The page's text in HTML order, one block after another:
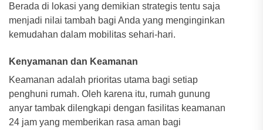
Berada di lokasi yang demikian strategis tentu saja
menjadi nilai tambah bagi Anda yang menginginkan
kemudahan dalam mobilitas sehari-hari.
Kenyamanan dan Keamanan
Keamanan adalah prioritas utama bagi setiap
penghuni rumah. Oleh karena itu, rumah gunung
anyar tambak dilengkapi dengan fasilitas keamanan
24 jam yang memberikan rasa aman bagi